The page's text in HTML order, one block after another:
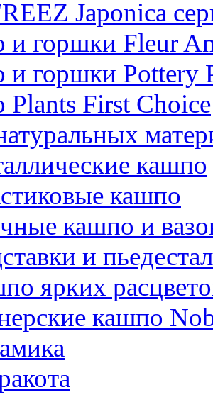
Japonica
и горшки Fleur
горшки Pottery
First Choice
кашпо
кашпо
кашпо и
и
ярких
кашпо